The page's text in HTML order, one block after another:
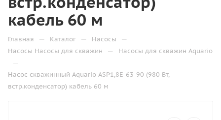
кабель 60 м
Главная — Каталог — Насосы —
Насосы Насосы для скважин — Насосы для скважин Aquario
—
Насос скважинный Aquario ASP1,8E-63-90 (980 Вт,
встр.конденсатор) кабель 60 м